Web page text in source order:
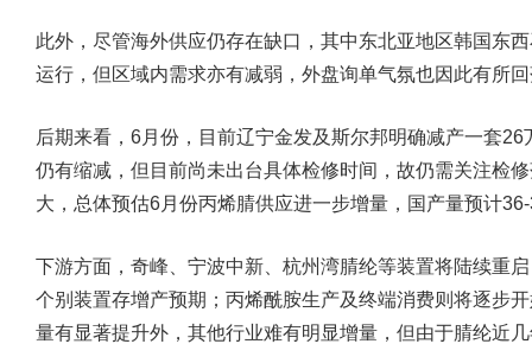
此外，尽管海外供应仍存在缺口，其中东北亚地区韩国东
运行，但区域内需求亦有减弱，外盘询单气氛也因此有所
后期来看，6月份，目前辽宁金发及斯尔邦明确减产一套
仍有缩减，但目前尚未出台具体检修时间，故仍需关注检
大，总体预估6月份丙烯腈供应进一步增量，国产量预计
下游方面，奇峰、宁波中新、杭州湾腈纶等装置将陆续重
个别装置存增产预期；丙烯酰胺生产及终端消费则将逐步
量有显著提升外，其他行业难有明显增量，但由于腈纶近